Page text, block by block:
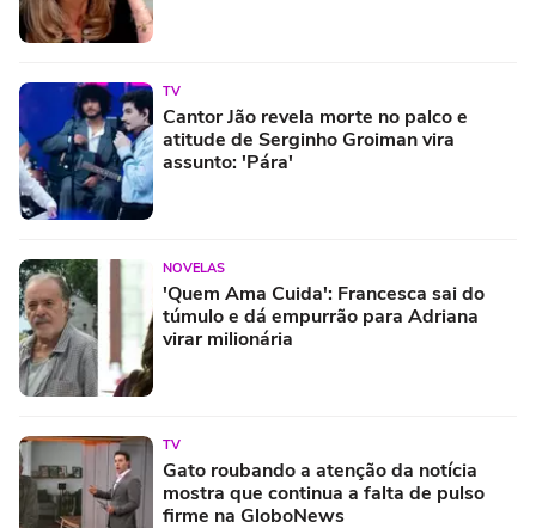
TV
Cantor Jão revela morte no palco e
atitude de Serginho Groiman vira
assunto: 'Pára'
NOVELAS
'Quem Ama Cuida': Francesca sai do
túmulo e dá empurrão para Adriana
virar milionária
TV
Gato roubando a atenção da notícia
mostra que continua a falta de pulso
firme na GloboNews